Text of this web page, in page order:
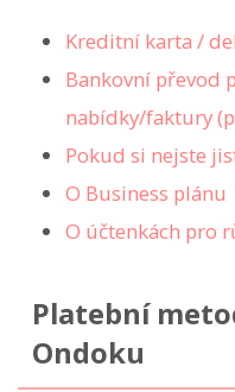
Kreditní karta /
Bankovní převod
nabídky/faktury
Pokud si nejste
O Business plánu
O účtenkách pro
Platební
Ondoku